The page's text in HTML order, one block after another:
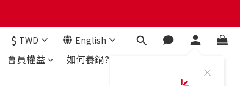
$ TWD English
會員權益 如何養鍋?